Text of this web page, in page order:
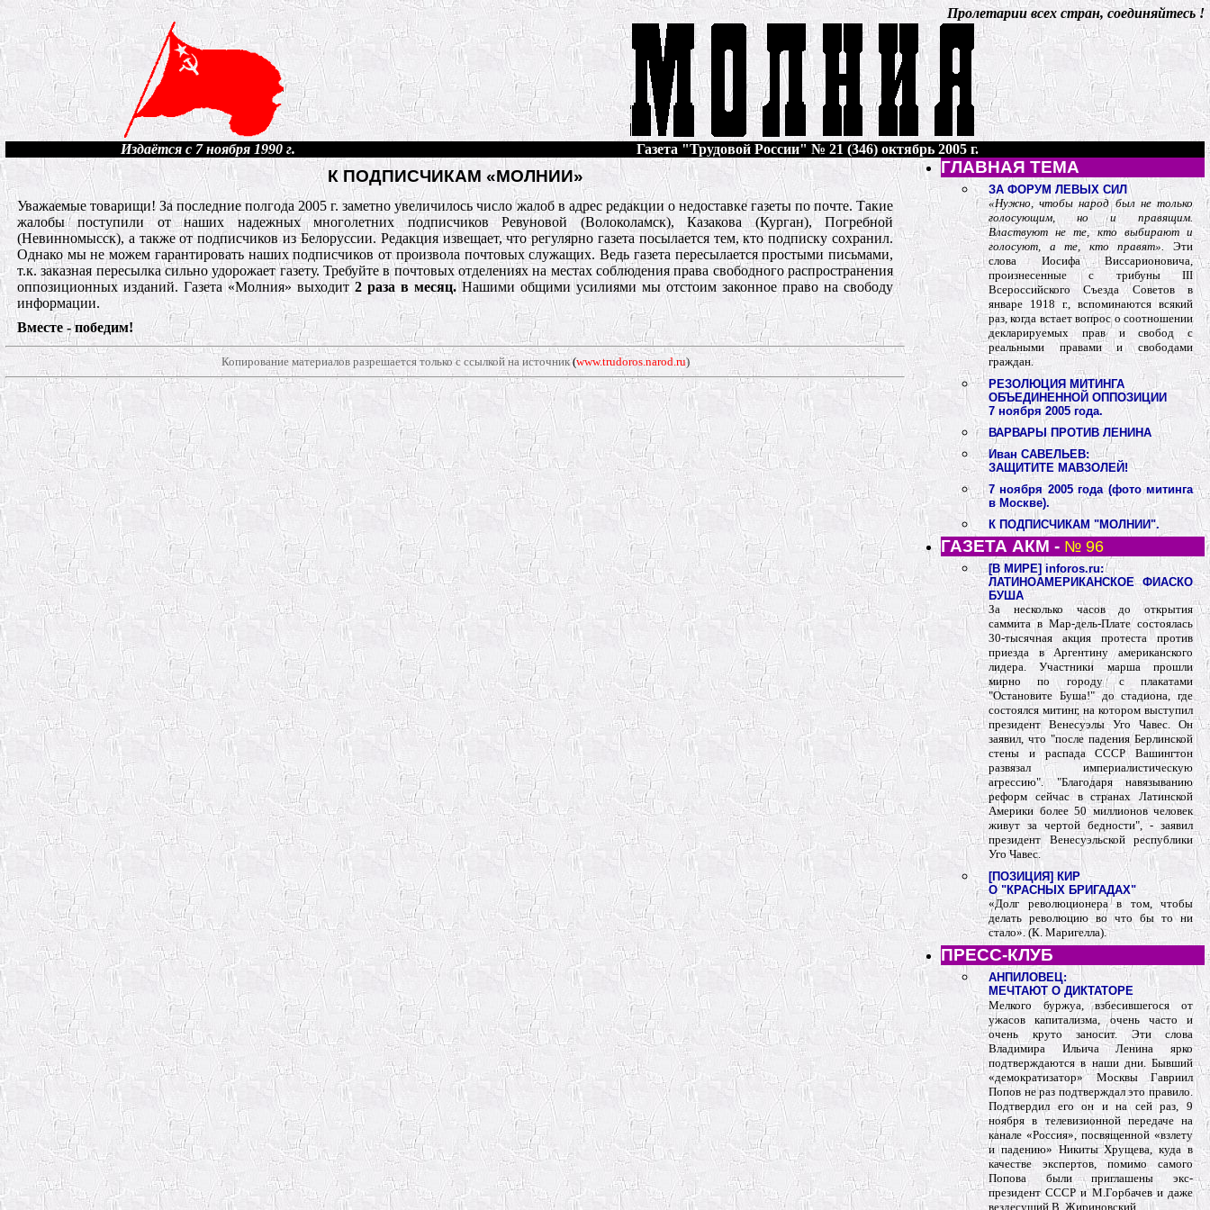
Пролетарии всех стран, соединяйтесь !
Издаётся с 7 ноября 1990 г. Газета "Трудовой России" № 21 (346) октябрь 2005 г.
К ПОДПИСЧИКАМ «МОЛНИИ»
Уважаемые товарищи! За последние полгода 2005 г. заметно увеличилось число жалоб в адрес редакции о недоставке газеты по почте. Такие
жалобы поступили от наших надежных многолетних подписчиков Ревуновой (Волоколамск), Казакова (Курган), Погребной
(Невинномысск), а также от подписчиков из Белоруссии. Редакция извещает, что регулярно газета посылается тем, кто подписку сохранил.
Однако мы не можем гарантировать наших подписчиков от произвола почтовых служащих. Ведь газета пересылается простыми письмами,
т.к. заказная пересылка сильно удорожает газету. Требуйте в почтовых отделениях на местах соблюдения права свободного распространения
оппозиционных изданий. Газета «Молния» выходит 2 раза в месяц.Нашими общими усилиями мы отстоим законное право на свободу
информации.
Вместе - победим!
Копирование материалов разрешается только с ссылкой на источник(www.trudoros.narod.ru)
ГЛАВНАЯ ТЕМА
ЗА ФОРУМ ЛЕВЫХ СИЛ
«Нужно, чтобы народ был не только
голосующим, но и правящим.
Властвуют не те, кто выбирают и
голосуют, а те, кто правят». Эти
слова Иосифа Виссарионовича,
произнесенные с трибуны III
Всероссийского Съезда Советов в
январе 1918 г., вспоминаются всякий
раз, когда встает вопрос о соотношении
декларируемых прав и свобод с
реальными правами и свободами
граждан.
РЕЗОЛЮЦИЯ МИТИНГА
ОБЪЕДИНЕННОЙ ОППОЗИЦИИ
7 ноября 2005 года.
ВАРВАРЫ ПРОТИВ ЛЕНИНА
Иван САВЕЛЬЕВ:
ЗАЩИТИТЕ МАВЗОЛЕЙ!
7 ноября 2005 года (фото митинга
в Москве).
К ПОДПИСЧИКАМ "МОЛНИИ".
ГАЗЕТА АКМ - № 96
[В МИРЕ] inforos.ru:
ЛАТИНОАМЕРИКАНСКОЕ ФИАСКО
БУША
За несколько часов до открытия
саммита в Мар-дель-Плате состоялась
30-тысячная акция протеста против
приезда в Аргентину американского
лидера. Участники марша прошли
мирно по городу с плакатами
"Остановите Буша!" до стадиона, где
состоялся митинг, на котором выступил
президент Венесуэлы Уго Чавес. Он
заявил, что "после падения Берлинской
стены и распада СССР Вашингтон
развязал империалистическую
агрессию". "Благодаря навязыванию
реформ сейчас в странах Латинской
Америки более 50 миллионов человек
живут за чертой бедности", - заявил
президент Венесуэльской республики
Уго Чавес.
[ПОЗИЦИЯ] КИР
О "КРАСНЫХ БРИГАДАХ"
«Долг революционера в том, чтобы
делать революцию во что бы то ни
стало». (К. Маригелла).
ПРЕСС-КЛУБ
АНПИЛОВЕЦ:
МЕЧТАЮТ О ДИКТАТОРЕ
Мелкого буржуа, взбесившегося от
ужасов капитализма, очень часто и
очень круто заносит. Эти слова
Владимира Ильича Ленина ярко
подтверждаются в наши дни. Бывший
«демократизатор» Москвы Гавриил
Попов не раз подтверждал это правило.
Подтвердил его он и на сей раз, 9
ноября в телевизионной передаче на
канале «Россия», посвященной «взлету
и падению» Никиты Хрущева, куда в
качестве экспертов, помимо самого
Попова были приглашены экс-
президент СССР и М.Горбачев и даже
вездесущий В. Жириновский.